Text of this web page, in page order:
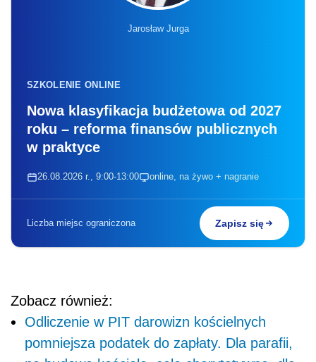
Jarosław Jurga
SZKOLENIE ONLINE
Nowa klasyfikacja budżetowa od 2027
roku – reforma finansów publicznych
w praktyce
26.08.2026 r., 9:00-13:00 online, na żywo + nagranie
Liczba miejsc ograniczona Zapisz się
Zobacz również:
Odliczenie w PIT darowizn kościelnych
pomniejsza podatek do zapłaty. Dla parafii,